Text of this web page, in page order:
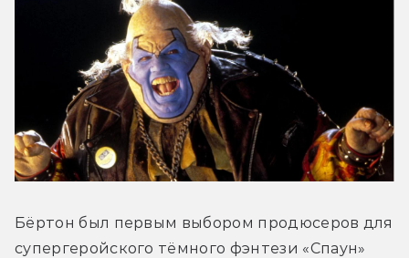
Бёртон был первым выбором продюсеров для
супергеройского тёмного фэнтези «Спаун»